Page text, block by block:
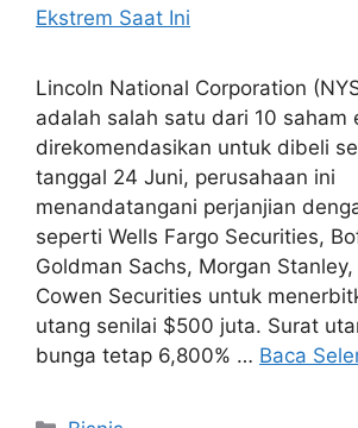
Lincoln National Corporation
adalah salah satu dari 10 saham
direkomendasikan untuk dibeli
tanggal 24 Juni, perusahaan ini
menandatangani perjanjian
seperti Wells Fargo Securities,
Goldman Sachs, Morgan
Cowen Securities untuk
utang senilai $500 juta. Surat
bunga tetap 6,800% … Baca